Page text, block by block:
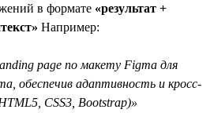
в формате «результат +
Например:
page по макету Figma для
обеспечив адаптивность и кросс-
CSS3, Bootstrap)»